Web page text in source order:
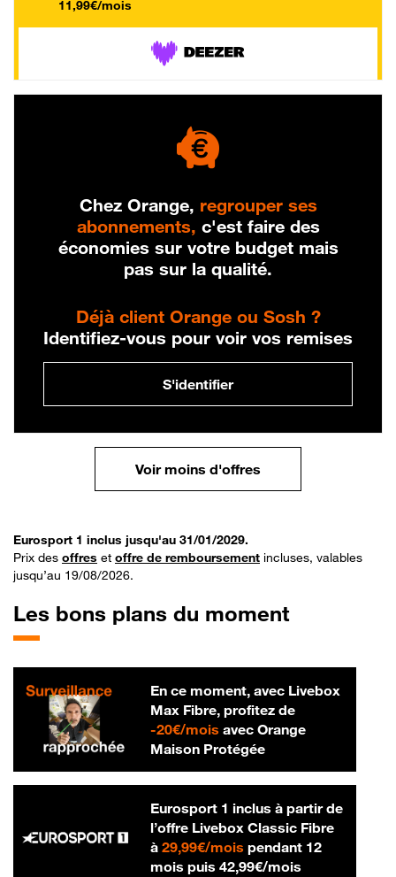
11,99€/mois
Chez Orange, regrouper ses
abonnements, c'est faire des
économies sur votre budget mais
pas sur la qualité.
Déjà client Orange ou Sosh ?
Identifiez-vous pour voir vos remises
S'identifier
Voir moins d'offres
Eurosport 1 inclus jusqu'au 31/01/2029.
Prix des offres et offre de remboursement incluses, valables
jusqu’au 19/08/2026.
Les bons plans du moment
En ce moment, avec Livebox
Max Fibre, profitez de
-20€/mois20 € par mois
avec Orange
Maison Protégée
Eurosport 1 inclus à partir de
l’offre Livebox Classic Fibre
à 29,99€/mois29,99 € par mois
pendant 12
mois puis 42,99€/mois42,99 € par